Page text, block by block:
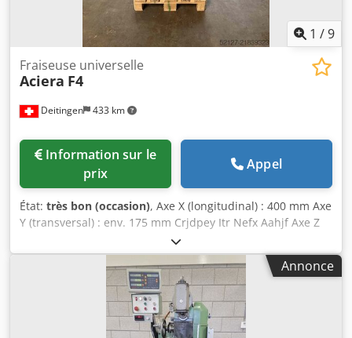
1 /9
Deitingen 433 km
Fraiseuse universelle
Aciera F4
prix
Appel
État: très bon (occasion), Axe X (longitudinal) : 400 mm Axe
Y (transversal) : env. 175 mm Crjdpey Itr Nefx Aahjf Axe Z
(vertical) : 450 mm Table : 250 x 800 mm Cône de broche :
ISO 30 Fourreau de perçage Affichage numérique :
Heidenhain 3 axes VRZ Accessoires : Divers porte-outils
Vitesses : 50 à 3400 tr/min Poids : env. 900 kg
Annonce